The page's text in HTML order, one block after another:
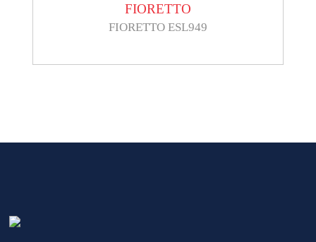
FIORETTO
FIORETTO ESL949